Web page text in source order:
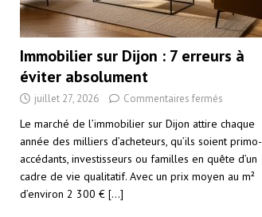
Immobilier sur Dijon : 7 erreurs à
éviter absolument
juillet 27, 2026 Commentaires fermés
Le marché de l’immobilier sur Dijon attire chaque
année des milliers d’acheteurs, qu’ils soient primo-
accédants, investisseurs ou familles en quête d’un
cadre de vie qualitatif. Avec un prix moyen au m²
d’environ 2 300 € […]